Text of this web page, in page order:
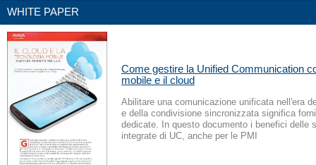
WHITE PAPER
Come gestire la Unified Communication
mobile e il cloud
Abilitare una comunicazione unificata nell'era
e della condivisione sincronizzata significa
dedicate. In questo documento i benefici delle
integrate di UC, anche per le PMI